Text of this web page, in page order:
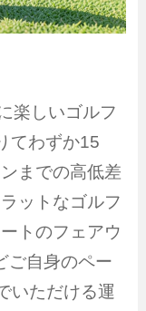
楽しいゴルフ
てわずか15
までの高低差
ットなゴルフ
トのフェアウ
ご自身のペー
いただける運